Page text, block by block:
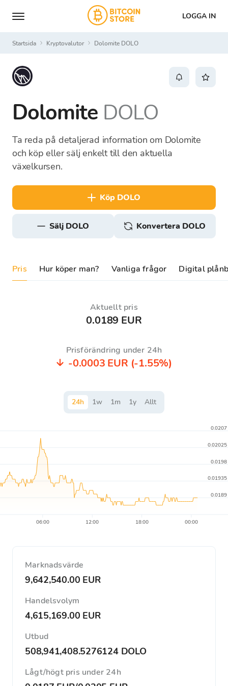
LOGGA IN
Startsida Kryptovalutor Dolomite DOLO
Dolomite DOLO
Ta reda på detaljerad information om Dolomite
och köp eller sälj enkelt till den aktuella
växelkursen.
köp DOLO
sälj DOLO Konvertera DOLO
Pris Hur köper man? Vanliga frågor Digital
Aktuellt pris
0.0189 EUR
Prisförändring under 24h
-0.0003 EUR (-1.55%)
24h 1w 1m 1y Allt
06:00 12:00 18:00 00:00
0.0189
0.01935
0.0198
0.02025
0.0207
Marknadsvärde
9,642,540.00 EUR
Handelsvolym
4,615,169.00 EUR
Utbud
508,941,408.5276124 DOLO
Lågt/högt pris under 24h